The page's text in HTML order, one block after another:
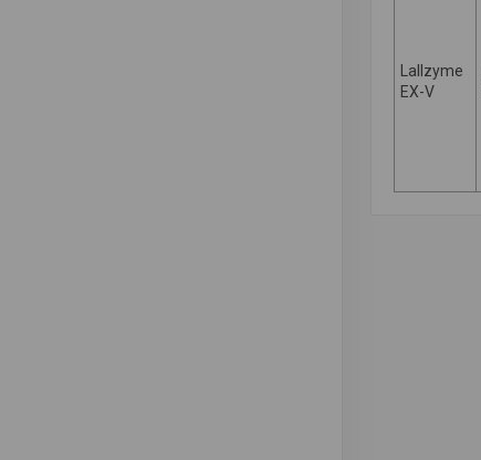
Lallzyme
EX-V